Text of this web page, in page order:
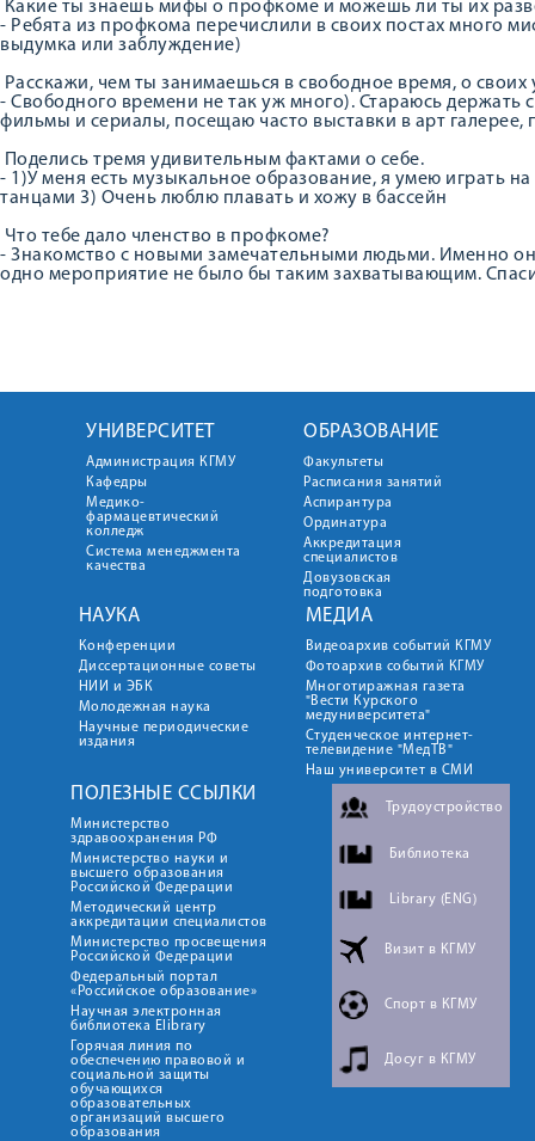
Какие ты знаешь мифы о профкоме и можешь ли ты их
- Ребята из профкома перечислили в своих постах много
выдумка или заблуждение)
Расскажи, чем ты занимаешься в свободное время, о своих
- Свободного времени не так уж много). Стараюсь держать
фильмы и сериалы, посещаю часто выставки в арт галерее,
Поделись тремя удивительным фактами о себе.
- 1)У меня есть музыкальное образование, я умею играть
танцами 3) Очень люблю плавать и хожу в бассейн
Что тебе дало членство в профкоме?
- Знакомство с новыми замечательными людьми. Именно
одно мероприятие не было бы таким захватывающим.
УНИВЕРСИТЕТ
Администрация КГМУ
Кафедры
Медико-
фармацевтический
колледж
Система менеджмента
качества
ОБРАЗОВАНИЕ
Факультеты
Расписания занятий
Аспирантура
Ординатура
Аккредитация
специалистов
Довузовская
подготовка
НАУКА
Конференции
Диссертационные советы
НИИ и ЭБК
Молодежная наука
Научные периодические
издания
МЕДИА
Видеоархив событий КГМУ
Фотоархив событий КГМУ
Многотиражная газета
"Вести Курского
медуниверситета"
Студенческое интернет-
телевидение "МедТВ"
Наш университет в СМИ
ПОЛЕЗНЫЕ ССЫЛКИ
Министерство
здравоохранения РФ
Министерство науки и
высшего образования
Российской Федерации
Методический центр
аккредитации специалистов
Министерство просвещения
Российской Федерации
Федеральный портал
«Российское образование»
Научная электронная
библиотека Elibrary
Горячая линия по
обеспечению правовой и
социальной защиты
обучающихся
образовательных
организаций высшего
образования
Трудоустройство
Библиотека
Library (ENG)
Визит в КГМУ
Спорт в КГМУ
Досуг в КГМУ